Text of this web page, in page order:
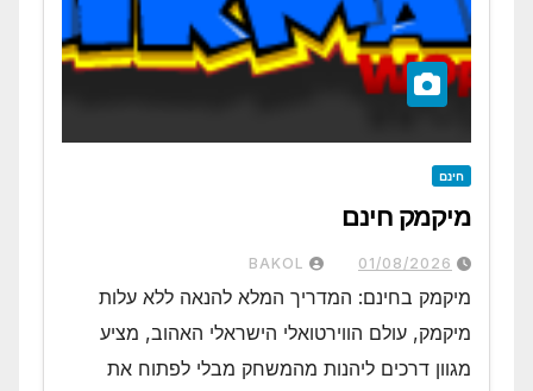
חינם
מיקמק חינם
01/08/2026
BAKOL
מיקמק בחינם: המדריך המלא להנאה ללא עלות
מיקמק, עולם הווירטואלי הישראלי האהוב, מציע
מגוון דרכים ליהנות מהמשחק מבלי לפתוח את